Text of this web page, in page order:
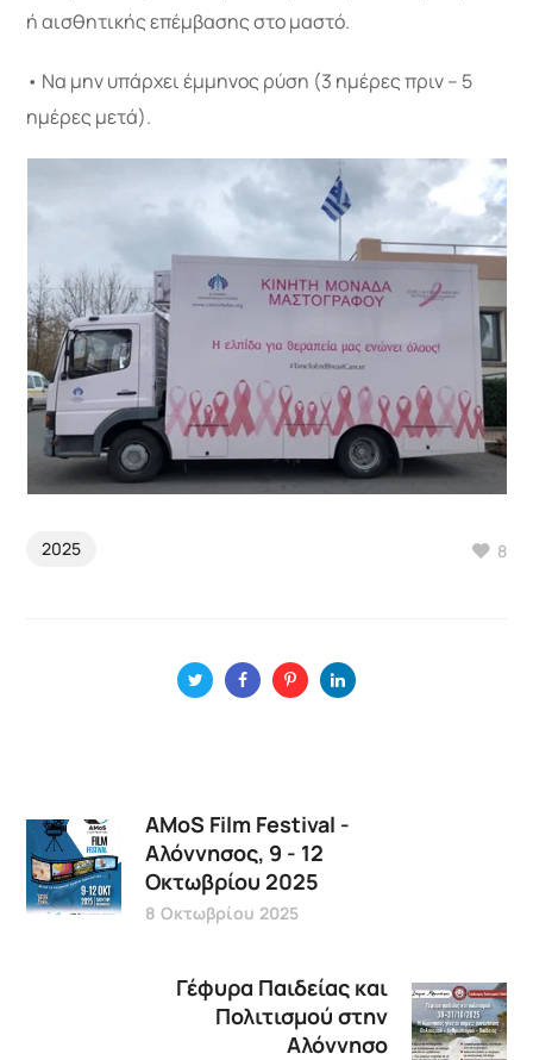
ή αισθητικής επέμβασης στο μαστό.
• Να μην υπάρχει έμμηνος ρύση (3 ημέρες πριν – 5
ημέρες μετά).
2025 8
AMoS Film Festival -
Αλόννησος, 9 - 12
Οκτωβρίου 2025
8 Οκτωβρίου 2025
Γέφυρα Παιδείας και
Πολιτισμού στην
Αλόννησο